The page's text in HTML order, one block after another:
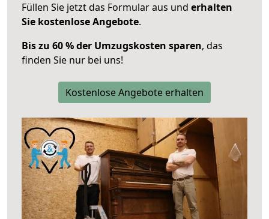
Füllen Sie jetzt das Formular aus und erhalten
Sie kostenlose Angebote.
Bis zu 60 % der Umzugskosten sparen, das
finden Sie nur bei uns!
Kostenlose Angebote erhalten